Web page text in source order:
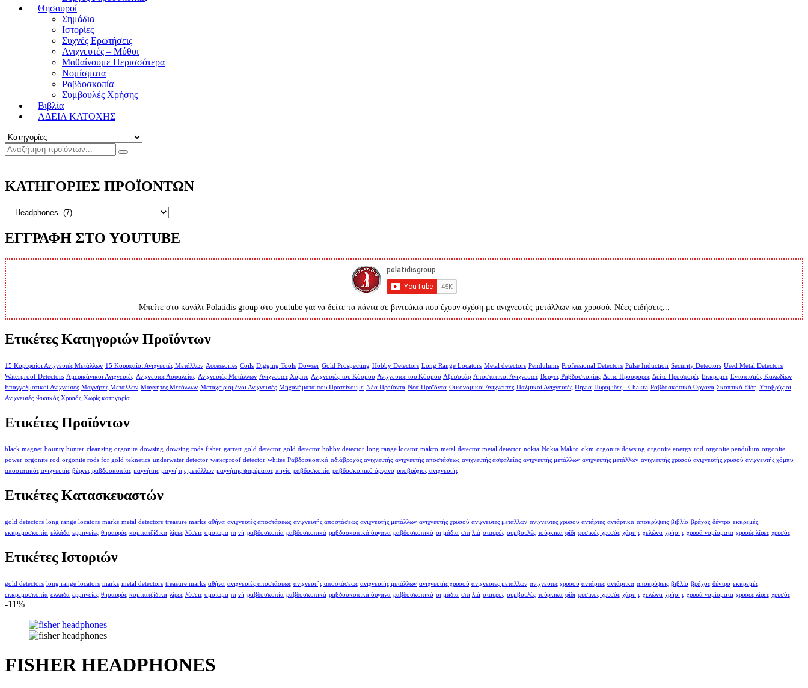
Θησαυροί
Σημάδια
Ιστορίες
Συχνές Ερωτήσεις
Ανιχνευτές – Μύθοι
Μαθαίνουμε Περισσότερα
Νομίσματα
Ραβδοσκοπία
Συμβουλές Χρήσης
Βιβλία
ΑΔΕΙΑ ΚΑΤΟΧΗΣ
ΚΑΤΗΓΟΡΙΕΣ ΠΡΟΪΟΝΤΩΝ
ΕΓΓΡΑΦΗ ΣΤΟ YOUTUBE
Μπείτε στο κανάλι Polatidis group στο youtube για να δείτε τα πάντα σε βιντεάκια που έχουν σχέση με ανιχνευτές μετάλλων και χρυσού. Νέες ειδήσεις...
Ετικέτες Κατηγοριών Προϊόντων
15 Κορυφαίοι Ανιχνευτές Μετάλλων 15 Κορυφαίοι Ανιχνευτές Μετάλλων Accessories Coils Digging Tools Dowser Gold Prospecting Hobby Detectors Long Range Locators Metal detectors Pendulums Professional Detectors Pulse Induction Security Detectors Used Metal Detectors
Waterproof Detectors Αμερικάνικοι Ανιχνευτές Ανιχνευτές Ασφαλείας Ανιχνευτές Μετάλλων Ανιχνευτές Χόμπυ Ανιχνευτές του Κόσμου Ανιχνευτές του Κόσμου Αξεσουάρ Αποστατικοί Ανιχνευτές Βέργες Ραβδοσκοπίας Δείτε Προσφορές Δείτε Προσφορές Εκκρεμές Εντοπισμός Καλωδίων
Επαγγελματικοί Ανιχνευτές Μαγνήτες Μετάλλων Μαγνήτες Μετάλλων Μεταχειρισμένοι Ανιχνευτές Μηχανήματα που Προτείνουμε Νέα Προϊόντα Νέα Προϊόντα Οικονομικοί Ανιχνευτές Παλμικοί Ανιχνευτές Πηνία Πυραμίδες - Chakra Ραβδοσκοπικά Όργανα Σκαπτικά Είδη Υποβρύχιοι
Ανιχνευτές Φυσικός Χρυσός Χωρίς κατηγορία
Ετικέτες Προϊόντων
black magnet bounty hunter cleansing orgonite dowsing dowsing rods fisher garrett gold detector gold detector hobby detector long range locator makro metal detector metal detector nokta Nokta Makro okm orgonite dowsing orgonite energy rod orgonite pendulum orgonite
power orgonite rod orgonite rods for gold teknetics underwater detector waterproof detector whites Ραβδοσκοπικά αδιάβροχος ανιχνευτής ανιχνευτής αποστάσεως ανιχνευτής ασφαλείας ανιχνευτής μετάλλων ανιχνευτής μετάλλων ανιχνευτής χρυσού ανιχνευτής χρυσού ανιχνευτής χόμπυ
αποστατικός ανιχνευτής βέργες ραβδοσκοπίας μαγνήτης μαγνήτης μετάλλων μαγνήτης ψαρέματος πηνίο ραβδοσκοπία ραβδοσκοπικό όργανο υποβρύχιος ανιχνευτής
Ετικέτες Κατασκευαστών
gold detectors long range locators marks metal detectors treasure marks αθήνα ανιχνευτές αποστάσεως ανιχνευτής αποστάσεως ανιχνευτής μετάλλων ανιχνευτής χρυσού ανιχνευτες μεταλλων ανιχνευτες χρυσου αντάρτες αντάρτικα αποκρύψεις βιβλίο βράχος δέντρο εκκρεμές
εκκρεμοσκοπία ελλάδα ερμηνείες θησαυρός κομιτατζίδικα λίρες λύσεις ομοιωμα πηγή ραβδοσκοπία ραβδοσκοπικά ραβδοσκοπικά όργανα ραβδοσκοπικό σημάδια σπηλιά σταυρός συμβουλές τούρκικα φίδι φυσικός χρυσός χάρτης χελώνα χρήσης χρυσά νομίσματα χρυσές λίρες χρυσός
Ετικέτες Ιστοριών
gold detectors long range locators marks metal detectors treasure marks αθήνα ανιχνευτές αποστάσεως ανιχνευτής αποστάσεως ανιχνευτής μετάλλων ανιχνευτής χρυσού ανιχνευτες μεταλλων ανιχνευτες χρυσου αντάρτες αντάρτικα αποκρύψεις βιβλίο βράχος δέντρο εκκρεμές
εκκρεμοσκοπία ελλάδα ερμηνείες θησαυρός κομιτατζίδικα λίρες λύσεις ομοιωμα πηγή ραβδοσκοπία ραβδοσκοπικά ραβδοσκοπικά όργανα ραβδοσκοπικό σημάδια σπηλιά σταυρός συμβουλές τούρκικα φίδι φυσικός χρυσός χάρτης χελώνα χρήσης χρυσά νομίσματα χρυσές λίρες χρυσός
-11%
FISHER HEADPHONES